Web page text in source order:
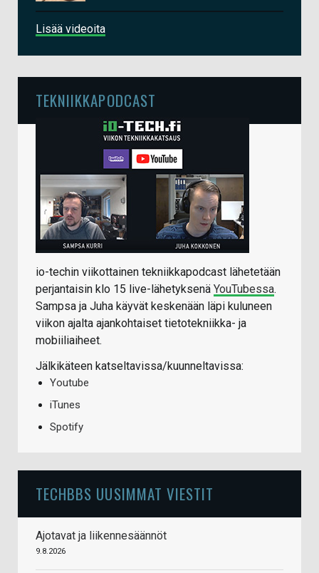
Lisää videoita
TEKNIIKKAPODCAST
io-techin viikottainen tekniikkapodcast lähetetään
perjantaisin klo 15 live-lähetyksenä YouTubessa.
Sampsa ja Juha käyvät keskenään läpi kuluneen
viikon ajalta ajankohtaiset tietotekniikka- ja
mobiiliaiheet.
Jälkikäteen katseltavissa/kuunneltavissa:
Youtube
iTunes
Spotify
TECHBBS UUSIMMAT VIESTIT
Ajotavat ja liikennesäännöt
9.8.2026